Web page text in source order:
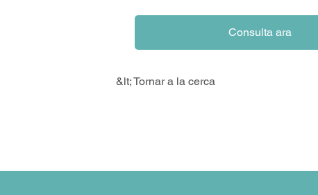
&lt; Tornar a la cerca
Consulta ara